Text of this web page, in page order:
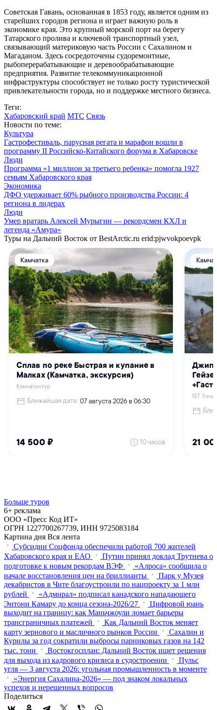
Советская Гавань, основанная в 1853 году, является одним из
старейших городов региона и играет важную роль в
экономике края. Это крупный морской порт на берегу
Татарского пролива и ключевой транспортный узел,
связывающий материковую часть России с Сахалином и
Магаданом. Здесь сосредоточены судоремонтные,
рыбоперерабатывающие и деревообрабатывающие
предприятия. Развитие телекоммуникационной
инфраструктуры способствует не только росту туристической
привлекательности города, но и поддержке местного бизнеса.
Теги:
Хабаровский край МТС Связь
Новости по теме:
Культура
Гастрофестиваль, парусная регата и марафон вошли в
программу II Российско-Китайского форума в Хабаровске
Люди
Программа «1 миллион за третьего ребенка» помогла 1927
семьям Хабаровского края
Экономика
ДФО удерживает 60% рыбного производства России: 4
региона в лидерах
Люди
Умер вратарь Алексей Мурыгин — рекордсмен КХЛ и
легенда «Амура»
Туры на Дальний Восток от BestArctic.ru erid:pjwvokpoevpk
Больше туров
6+ реклама
ООО «Пресс Код ИТ»
ОГРН 1227700267739, ИНН 9725083184
Картина дня Вся лента
Субсидии Соцфонда обеспечили работой 700 жителей
Хабаровского края и ЕАО
Путин принял доклад Трутнева о
подготовке к новым рекордам ВЭФ
«Алроса» сообщила о
начале восстановления цен на бриллианты
Парк у Музея
декабристов в Чите благоустроили по нацпроекту за 1 млн
рублей
«Адмирал» подписал канадского нападающего
Энтони Камару до конца сезона-2026/27
Цифровой юань
выходит на границу: как Маньчжоули ломает барьеры
трансграничных платежей
Как Дальний Восток меняет
карту зернового и масличного рынков России
Сахалин и
Курилы за год сократили выбросы парниковых газов на 142
тыс. тонн
Востокгосплан: Дальний Восток ищет решения
для выхода из кадрового кризиса в судостроении
Пульс
угля — 3 августа 2026: угольная промышленность в моменте
«Энергия Сахалина-2026» — под знаком локальных
успехов и нерешенных вопросов
Поделиться